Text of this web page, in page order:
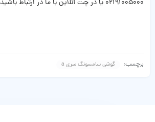
02191005000 یا در چت آنلاین با ما در ارتباط باشید.
برچسب: گوشی سامسونگ سری a